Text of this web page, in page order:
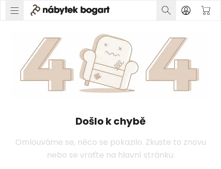
Došlo k chybě
Omlouváme se, něco se pokazilo. Zkuste to znovu
nebo se vraťte na hlavní stránku.